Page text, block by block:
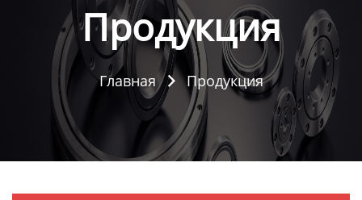
Контакты Продукция
Главная  Продукция